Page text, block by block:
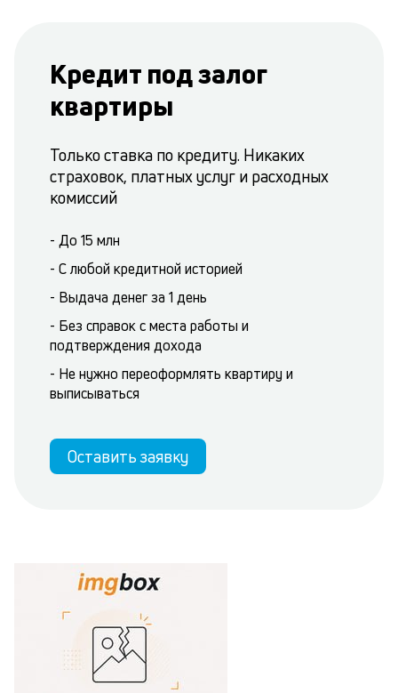
Кредит под залог
квартиры
Только ставка по кредиту. Никаких
страховок, платных услуг и расходных
комиссий
- До 15 млн
- С любой кредитной историей
- Выдача денег за 1 день
- Без справок с места работы и
подтверждения дохода
- Не нужно переоформлять квартиру и
выписываться
Оставить заявку